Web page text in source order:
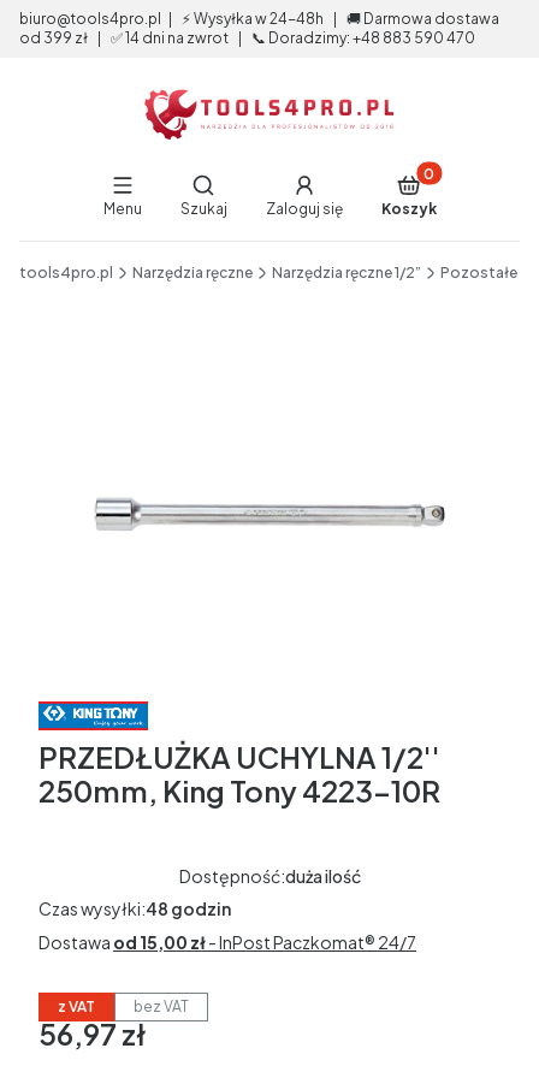
biuro@tools4pro.pl | ⚡ Wysyłka w 24-48h | 🚚 Darmowa dostawa
od 399 zł | ✅ 14 dni na zwrot | 📞 Doradzimy: +48 883 590 470
Menu
Otwórz wyszukiwarkę
Szukaj Zaloguj się
Produkty w
Koszyk
tools4pro.pl Narzędzia ręczne Narzędzia ręczne 1/2” Pozostałe
PRZEDŁUŻKA UCHYLNA 1/2''
250mm, King Tony 4223-10R
Dostępność:duża ilość
Czas wysyłki:48 godzin
Dostawa od 15,00 zł- InPost Paczkomat® 24/7
z VAT bez VAT
Cena
56,97 zł
w tym 23% VAT
w tym